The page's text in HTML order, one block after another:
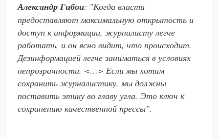
Александр Гибои: "Когда власти
предоставляют максимальную открытость и
доступ к информации, журналисту легче
работать, и он ясно видит, что происходит.
Дезинформацией легче заниматься в условиях
непрозрачности. <…> Если мы хотим
сохранить журналистику, мы должны
поставить этику во главу угла. Это ключ к
сохранению качественной прессы".